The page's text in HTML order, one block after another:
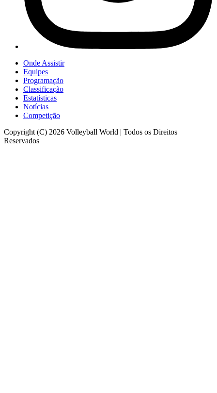
Onde Assistir
Equipes
Programação
Classificação
Estatísticas
Notícias
Competição
Copyright (C) 2026 Volleyball World | Todos os Direitos
Reservados